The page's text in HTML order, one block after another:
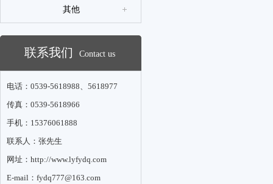
其他
联系我们 Contact us
电话：0539-5618988、5618977
传真：0539-5618966
手机：15376061888
联系人：张先生
网址：http://www.lyfydq.com
E-mail：fydq777@163.com